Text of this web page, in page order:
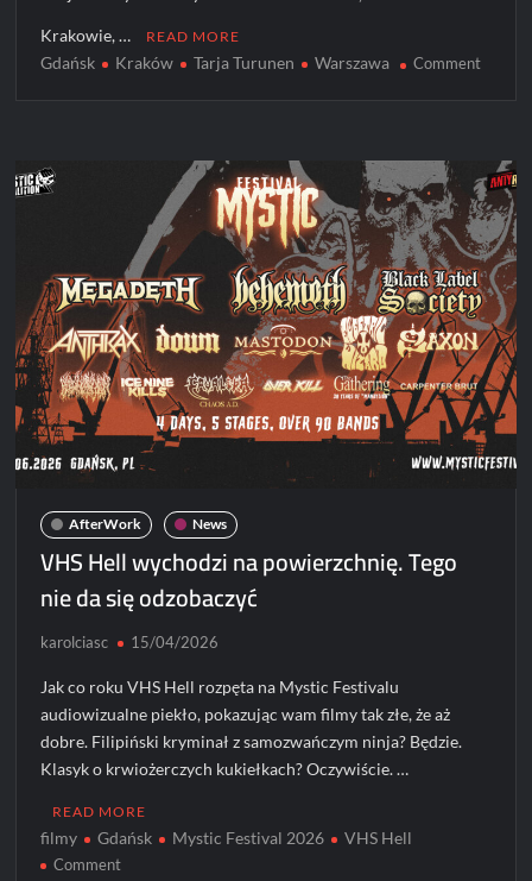
Krakowie, … READ MORE
Gdańsk Kraków Tarja Turunen Warszawa Commenton
w
Polsce!
AfterWork News
VHS Hell wychodzi na powierzchnię. Tego
nie da się odzobaczyć
karolciasc 15/04/2026
Jak co roku VHS Hell rozpęta na Mystic Festivalu
audiowizualne piekło, pokazując wam filmy tak złe, że aż
dobre. Filipiński kryminał z samozwańczym ninja? Będzie.
Klasyk o krwiożerczych kukiełkach? Oczywiście. …
READ MORE
filmy Gdańsk Mystic Festival 2026 VHS Hell
Commenton